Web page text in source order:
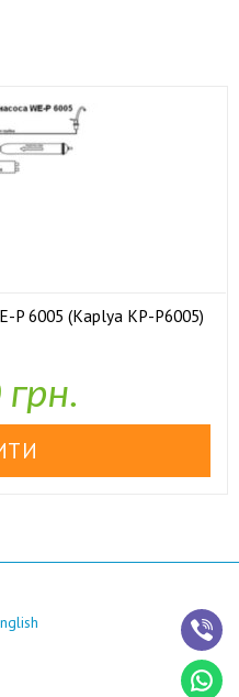
P 6005 (Kaplya KP-P6005)